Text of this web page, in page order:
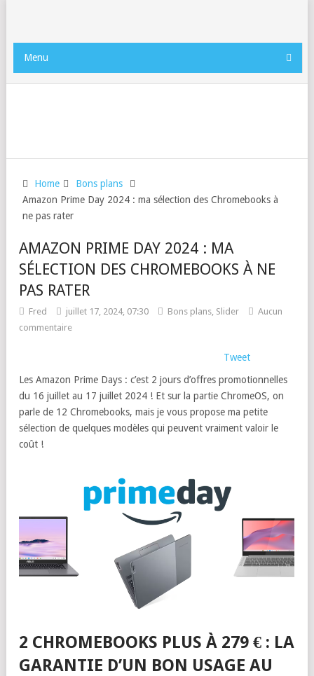
Menu
Home
Bons plans
Amazon Prime Day 2024 : ma sélection des Chromebooks à
ne pas rater
AMAZON PRIME DAY 2024 : MA
SÉLECTION DES CHROMEBOOKS À NE
PAS RATER
Fred juillet 17, 2024, 07:30 Bons plans, Slider
Aucun
commentaire
Tweet
Les Amazon Prime Days : c’est 2 jours d’offres promotionnelles
du 16 juillet au 17 juillet 2024 ! Et sur la partie ChromeOS, on
parle de 12 Chromebooks, mais je vous propose ma petite
sélection de quelques modèles qui peuvent vraiment valoir le
coût !
2 CHROMEBOOKS PLUS À 279 € : LA
GARANTIE D’UN BON USAGE AU